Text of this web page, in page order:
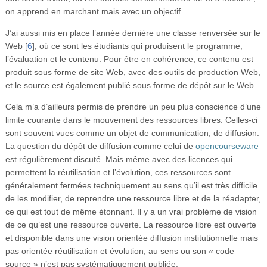
on apprend en marchant mais avec un objectif.
J’ai aussi mis en place l’année dernière une classe renversée sur le
Web[6] , où ce sont les étudiants qui produisent le programme,
l’évaluation et le contenu. Pour être en cohérence, ce contenu est
produit sous forme de site Web, avec des outils de production Web,
et le source est également publié sous forme de dépôt sur le Web.
Cela m’a d’ailleurs permis de prendre un peu plus conscience d’une
limite courante dans le mouvement des ressources libres. Celles-ci
sont souvent vues comme un objet de communication, de diffusion.
La question du dépôt de diffusion comme celui de opencourseware
est régulièrement discuté. Mais même avec des licences qui
permettent la réutilisation et l’évolution, ces ressources sont
généralement fermées techniquement au sens qu’il est très difficile
de les modifier, de reprendre une ressource libre et de la réadapter,
ce qui est tout de même étonnant. Il y a un vrai problème de vision
de ce qu’est une ressource ouverte. La ressource libre est ouverte
et disponible dans une vision orientée diffusion institutionnelle mais
pas orientée réutilisation et évolution, au sens ou son « code
source » n’est pas systématiquement publiée.